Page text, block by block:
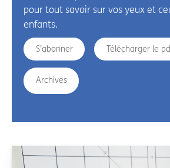
pour tout savoir sur vos yeux et
enfants.
S’abonner Télécharger le
Archives